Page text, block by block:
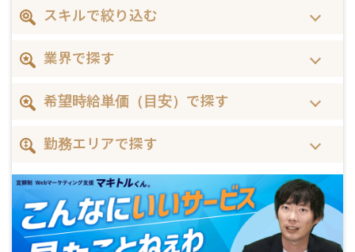
スキルで絞り込む
業界で探す
希望時給単価（目安）で探す
勤務エリアで探す